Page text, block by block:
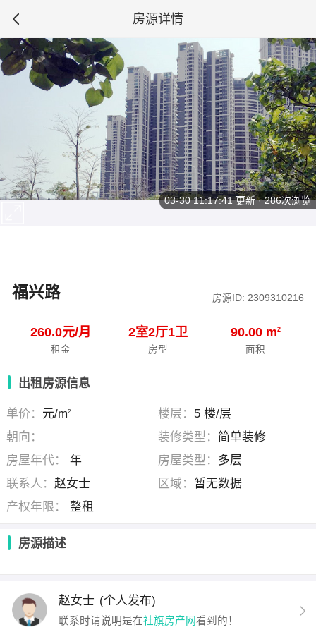
房源详情
福兴路 房源ID: 2309310216
260.0元/月
租金
2室2厅1卫
房型
90.00 m2
面积
03-30 11:17:41更新 · 286次浏览
出租房源信息
单价： 元/m2 楼层： 5 楼/层
朝向：
装修类型： 简单装修
房屋年代：
年 房屋类型： 多层
联系人：赵女士 区域： 暂无数据
产权年限：
整租
房源描述
赵女士 (个人发布)
联系时请说明是在社旗房产网看到的！